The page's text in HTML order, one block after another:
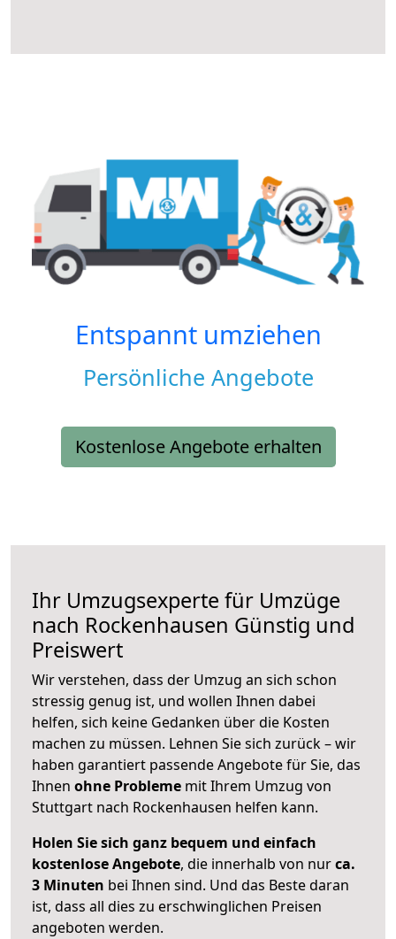
Entspannt umziehen
Persönliche Angebote
Kostenlose Angebote erhalten
Ihr Umzugsexperte für Umzüge
nach Rockenhausen Günstig und
Preiswert
Wir verstehen, dass der Umzug an sich schon
stressig genug ist, und wollen Ihnen dabei
helfen, sich keine Gedanken über die Kosten
machen zu müssen. Lehnen Sie sich zurück – wir
haben garantiert passende Angebote für Sie, das
Ihnen ohne Probleme mit Ihrem Umzug von
Stuttgart nach Rockenhausen helfen kann.
Holen Sie sich ganz bequem und einfach
kostenlose Angebote, die innerhalb von nurca.
3 Minuten bei Ihnen sind. Und das Beste daran
ist, dass all dies zu erschwinglichen Preisen
angeboten werden.